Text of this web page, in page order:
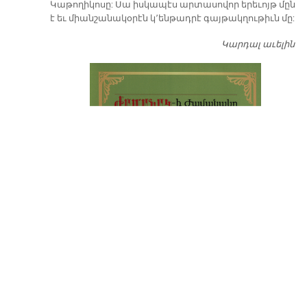
Կաթողիկոսը: Սա իսկապէս արտասովոր երեւոյթ մըն
է եւ միանշանակօրէն կ՚ենթադրէ գայթակղութիւն մը:
Կարդալ աւելին